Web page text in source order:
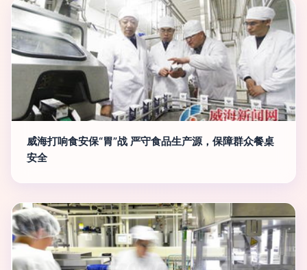
威海打响食安保“胃”战 严守食品生产源，保障群众餐桌
安全